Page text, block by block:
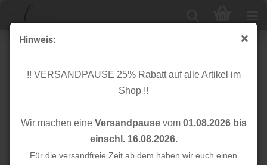
Hinweis:
!! VERSANDPAUSE 25% Rabatt auf alle Artikel im
Shop !!
Wir machen eine Versandpausevom 01.08.2026 bis
einschl. 16.08.2026.
Für die versandfreie Zeit ab dem haben wir euch einen
Bio Flachkordel - 2,0 cm - jeans-melange/azzuro -
A33/A79 - Albstoffe - Hamburger Liebe